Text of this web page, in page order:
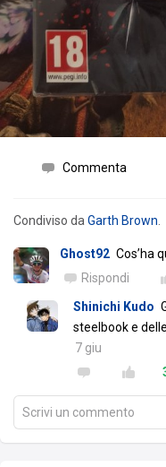
Commenta
Condiviso da Garth Brown
Ghost92 Cos’ha
Rispondi
Shinichi Kudo
steelbook e
7 giu
Scrivi un commento